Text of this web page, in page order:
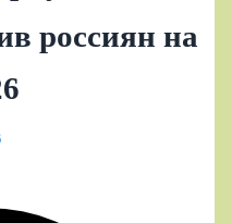
россиян на